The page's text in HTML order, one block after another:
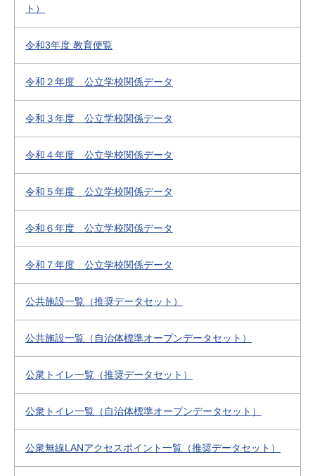
ト）
令和3年度 教育便覧
令和２年度 公立学校関係データ
令和３年度 公立学校関係データ
令和４年度 公立学校関係データ
令和５年度 公立学校関係データ
令和６年度 公立学校関係データ
令和７年度 公立学校関係データ
公共施設一覧（推奨データセット）
公共施設一覧（自治体標準オープンデータセット）
公衆トイレ一覧（推奨データセット）
公衆トイレ一覧（自治体標準オープンデータセット）
公衆無線LANアクセスポイント一覧（推奨データセット）